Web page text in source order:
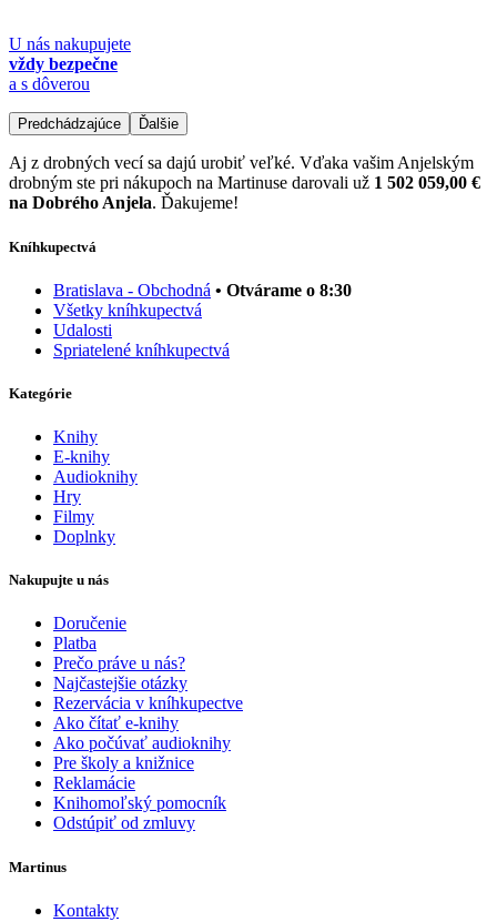
U nás nakupujete
vždy bezpečne
a s dôverou
Predchádzajúce Ďalšie
Aj z drobných vecí sa dajú urobiť veľké. Vďaka vašim Anjelským
drobným ste pri nákupoch na Martinuse darovali už 1 502 059,00 €
na Dobrého Anjela. Ďakujeme!
Kníhkupectvá
Bratislava - Obchodná • Otvárame o 8:30
Všetky kníhkupectvá
Udalosti
Spriatelené kníhkupectvá
Kategórie
Knihy
E-knihy
Audioknihy
Hry
Filmy
Doplnky
Nakupujte u nás
Doručenie
Platba
Prečo práve u nás?
Najčastejšie otázky
Rezervácia v kníhkupectve
Ako čítať e-knihy
Ako počúvať audioknihy
Pre školy a knižnice
Reklamácie
Knihomoľský pomocník
Odstúpiť od zmluvy
Martinus
Kontakty